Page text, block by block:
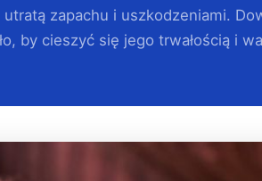
zapachu i uszkodzeniami.
by cieszyć się jego trwałością i